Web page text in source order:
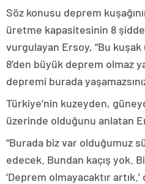
Söz konusu deprem
üretme kapasitesinin 8
vurgulayan Ersoy, “Bu
8’den büyük deprem olmaz
depremi burada
Türkiye’nin kuzeyden,
üzerinde olduğunu anlatan
“Burada biz var olduğumuz
edecek. Bundan kaçış yok.
‘Deprem olmayacaktır